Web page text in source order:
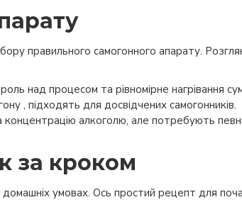
правильного самогонного апарату.
над процесом та рівномірне нагрівання
, підходять для досвідчених самогонників.
алкоголю, але потребують
за кроком
умовах. Ось простий рецепт для